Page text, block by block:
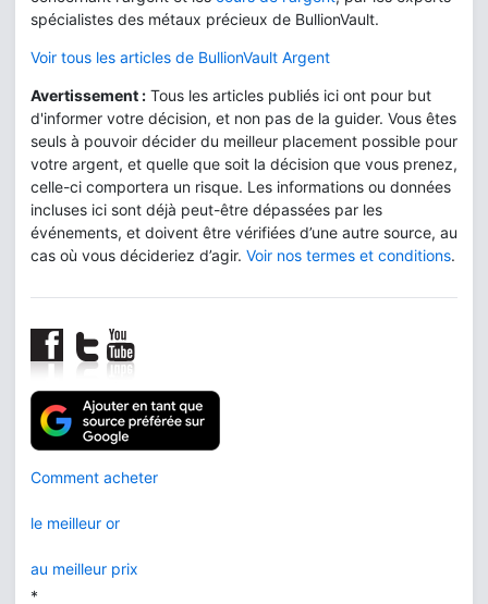
spécialistes des métaux précieux de BullionVault.
Voir tous les articles de BullionVault Argent
Avertissement : Tous les articles publiés ici ont pour but
d'informer votre décision, et non pas de la guider. Vous êtes
seuls à pouvoir décider du meilleur placement possible pour
votre argent, et quelle que soit la décision que vous prenez,
celle-ci comportera un risque. Les informations ou données
incluses ici sont déjà peut-être dépassées par les
événements, et doivent être vérifiées d’une autre source, au
cas où vous décideriez d’agir. Voir nos termes et conditions.
Comment acheter
le meilleur or
au meilleur prix
*